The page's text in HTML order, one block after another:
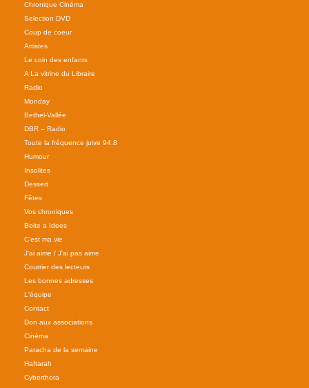
Chronique Cinéma
Selection DVD
Coup de coeur
Artistes
Le coin des enfants
A La vitrine du Libraire
Radio
Monday
Bethel-Vallée
DBR – Radio
Toute la fréquence juive 94.8
Humour
Insolites
Dessert
Fêtes
Vos chroniques
Boite a Idees
C'est ma vie
J'ai aime / J'ai pas aime
Courrier des lecteurs
Les bonnes adresses
L'équipe
Contact
Don aux associations
Cinéma
Paracha de la semaine
Haftarah
Cyberthora